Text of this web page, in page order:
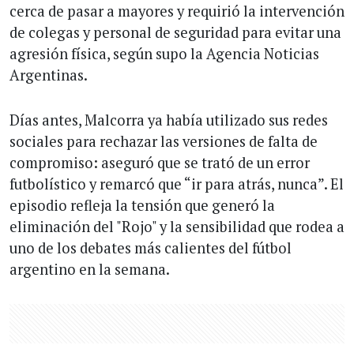
cerca de pasar a mayores y requirió la intervención
de colegas y personal de seguridad para evitar una
agresión física, según supo la Agencia Noticias
Argentinas.
Días antes, Malcorra ya había utilizado sus redes
sociales para rechazar las versiones de falta de
compromiso: aseguró que se trató de un error
futbolístico y remarcó que “ir para atrás, nunca”. El
episodio refleja la tensión que generó la
eliminación del "Rojo" y la sensibilidad que rodea a
uno de los debates más calientes del fútbol
argentino en la semana.